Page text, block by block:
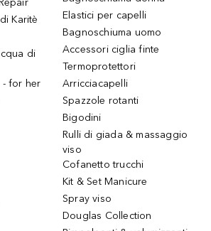
Karitè
di
- for her
Elastici per capelli
Bagnoschiuma uomo
Accessori ciglia finte
Termoprotettori
Arricciacapelli
Spazzole rotanti
Bigodini
Rulli di giada & massaggio
viso
Cofanetto trucchi
Kit & Set Manicure
Spray viso
Douglas Collection